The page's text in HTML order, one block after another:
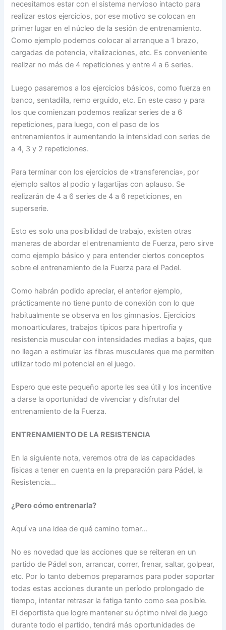
necesitamos estar con el sistema nervioso intacto para
realizar estos ejercicios, por ese motivo se colocan en
primer lugar en el núcleo de la sesión de entrenamiento.
Como ejemplo podemos colocar al arranque a 1 brazo,
cargadas de potencia, vitalizaciones, etc. Es conveniente
realizar no más de 4 repeticiones y entre 4 a 6 series.
Luego pasaremos a los ejercicios básicos, como fuerza en
banco, sentadilla, remo erguido, etc. En este caso y para
los que comienzan podemos realizar series de a 6
repeticiones, para luego, con el paso de los
entrenamientos ir aumentando la intensidad con series de
a 4, 3 y 2 repeticiones.
Para terminar con los ejercicios de «transferencia», por
ejemplo saltos al podio y lagartijas con aplauso. Se
realizarán de 4 a 6 series de 4 a 6 repeticiones, en
superserie.
Esto es solo una posibilidad de trabajo, existen otras
maneras de abordar el entrenamiento de Fuerza, pero sirve
como ejemplo básico y para entender ciertos conceptos
sobre el entrenamiento de la Fuerza para el Padel.
Como habrán podido apreciar, el anterior ejemplo,
prácticamente no tiene punto de conexión con lo que
habitualmente se observa en los gimnasios. Ejercicios
monoarticulares, trabajos típicos para hipertrofia y
resistencia muscular con intensidades medias a bajas, que
no llegan a estimular las fibras musculares que me permiten
utilizar todo mi potencial en el juego.
Espero que este pequeño aporte les sea útil y los incentive
a darse la oportunidad de vivenciar y disfrutar del
entrenamiento de la Fuerza.
ENTRENAMIENTO DE LA RESISTENCIA
En la siguiente nota, veremos otra de las capacidades
físicas a tener en cuenta en la preparación para Pádel, la
Resistencia…
¿Pero cómo entrenarla?
Aquí va una idea de qué camino tomar…
No es novedad que las acciones que se reiteran en un
partido de Pádel son, arrancar, correr, frenar, saltar, golpear,
etc. Por lo tanto debemos prepararnos para poder soportar
todas estas acciones durante un período prolongado de
tiempo, intentar retrasar la fatiga tanto como sea posible.
El deportista que logre mantener su óptimo nivel de juego
durante todo el partido, tendrá más oportunidades de